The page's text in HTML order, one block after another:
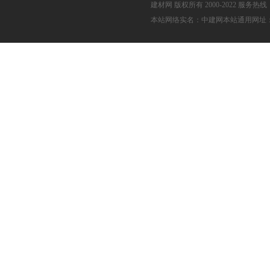
建材网 版权所有 2000-2022 服务热线
本站网络实名：中建网本站通用网址